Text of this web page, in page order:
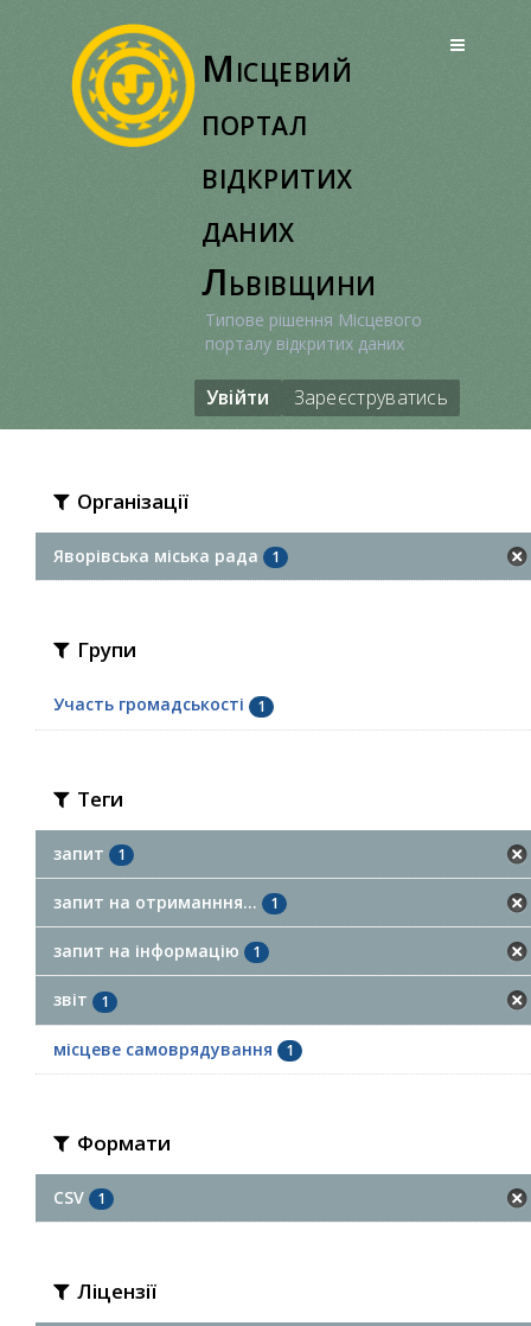
Місцевий
портал
відкритих
даних
Львівщини
Типове рішення Місцевого
порталу відкритих даних
Увійти Зареєструватись
Організації
Яворівська міська рада 1
Групи
Участь громадськості 1
Теги
запит 1
запит на отриманння... 1
запит на інформацію 1
звіт 1
місцеве самоврядування 1
Формати
CSV 1
Ліцензії